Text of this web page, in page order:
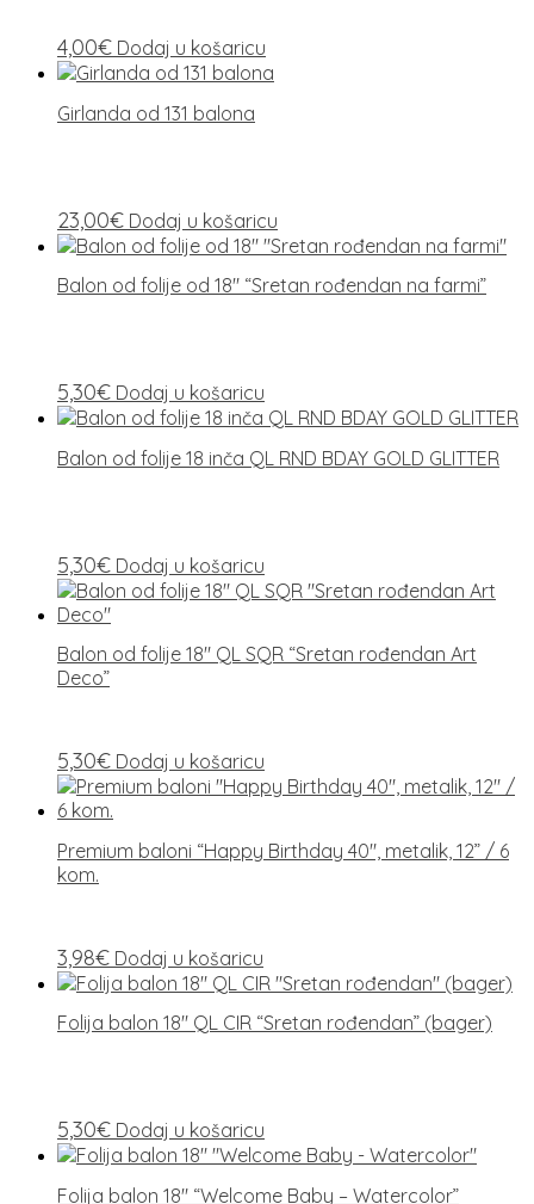
4,00€ Dodaj u košaricu
Girlanda od 131 balona
23,00€ Dodaj u košaricu
Balon od folije od 18″ “Sretan rođendan na farmi”
5,30€ Dodaj u košaricu
Balon od folije 18 inča QL RND BDAY GOLD GLITTER
5,30€ Dodaj u košaricu
Balon od folije 18″ QL SQR “Sretan rođendan Art
Deco”
5,30€ Dodaj u košaricu
Premium baloni “Happy Birthday 40″, metalik, 12” / 6
kom.
3,98€ Dodaj u košaricu
Folija balon 18″ QL CIR “Sretan rođendan” (bager)
5,30€ Dodaj u košaricu
Folija balon 18″ “Welcome Baby – Watercolor”